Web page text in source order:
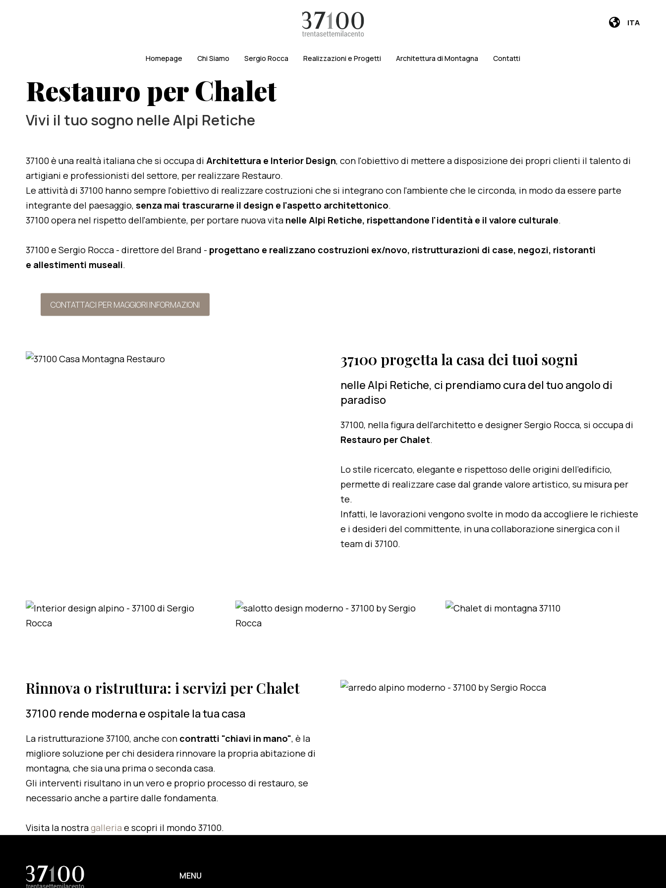
ITA
Homepage Chi Siamo Sergio Rocca Realizzazioni e Progetti Architettura di Montagna Contatti
Restauro per Chalet
Vivi il tuo sogno nelle Alpi Retiche
37100 è una realtà italiana che si occupa di Architettura e Interior Design, con l'obiettivo di mettere a disposizione dei propri clienti il talento di
artigiani e professionisti del settore, per realizzare Restauro.
Le attività di 37100 hanno sempre l'obiettivo di realizzare costruzioni che si integrano con l'ambiente che le circonda, in modo da essere parte
integrante del paesaggio, senza mai trascurarne il design e l'aspetto architettonico.
37100 opera nel rispetto dell'ambiente, per portare nuova vita nelle Alpi Retiche, rispettandone l'identità e il valore culturale.
37100 e Sergio Rocca - direttore del Brand - progettano e realizzano costruzioni ex/novo, ristrutturazioni di case, negozi, ristoranti
e allestimenti museali.
CONTATTACI PER MAGGIORI INFORMAZIONI
37100 progetta la casa dei tuoi sogni
nelle Alpi Retiche, ci prendiamo cura del tuo angolo di
paradiso
37100, nella figura dell'architetto e designer Sergio Rocca, si occupa di
Restauro per Chalet.
Lo stile ricercato, elegante e rispettoso delle origini dell'edificio,
permette di realizzare case dal grande valore artistico, su misura per
te.
Infatti, le lavorazioni vengono svolte in modo da accogliere le richieste
e i desideri del committente, in una collaborazione sinergica con il
team di 37100.
Rinnova o ristruttura: i servizi per Chalet
37100 rende moderna e ospitale la tua casa
La ristrutturazione 37100, anche con contratti "chiavi in mano", è la
migliore soluzione per chi desidera rinnovare la propria abitazione di
montagna, che sia una prima o seconda casa.
Gli interventi risultano in un vero e proprio processo di restauro, se
necessario anche a partire dalle fondamenta.
Visita la nostragalleria e scopri il mondo 37100.
MENU